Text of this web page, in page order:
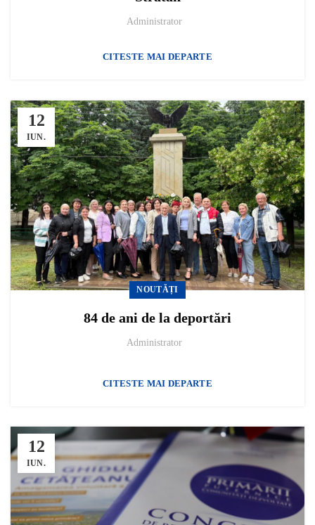
Administrator
CITESTE MAI DEPARTE
12
IUN.
NOUTĂȚI
84 de ani de la deportări
Administrator
CITESTE MAI DEPARTE
12
IUN.